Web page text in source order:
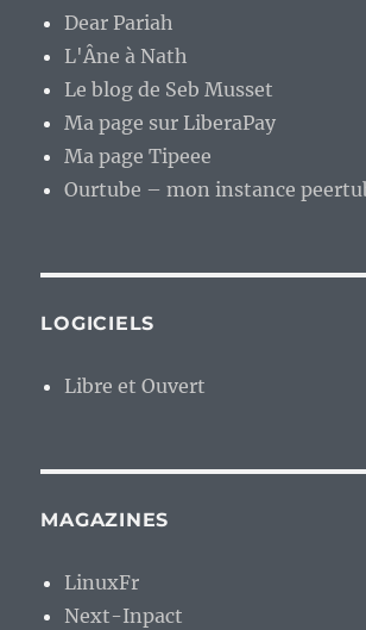
Dear Pariah
L'Âne à Nath
Le blog de Seb Musset
Ma page sur LiberaPay
Ma page Tipeee
Ourtube – mon instance
LOGICIELS
Libre et Ouvert
MAGAZINES
LinuxFr
Next-Inpact